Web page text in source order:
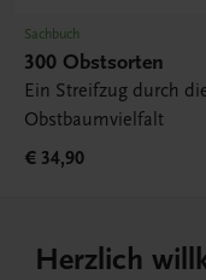
Sachbuch
300 Obstsorten
Ein Streifzug durch
Obstbaumvielfalt
€ 34,90
Herzlich